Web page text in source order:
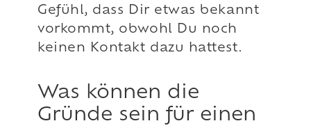
Gefühl, dass Dir etwas bekannt
vorkommt, obwohl Du noch
keinen Kontakt dazu hattest.
Was können die
Gründe sein für einen